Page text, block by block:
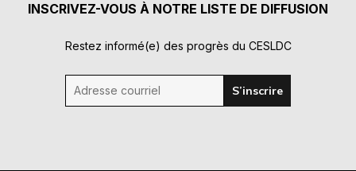
INSCRIVEZ-VOUS À NOTRE LISTE DE DIFFUSION
Restez informé(e) des progrès du CESLDC
Adresse courriel S’inscrire